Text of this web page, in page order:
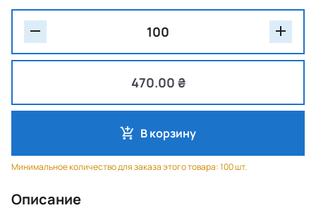
470.00 ₴
В корзину
Минимальное количество для заказа этого товара: 100 шт.
Описание